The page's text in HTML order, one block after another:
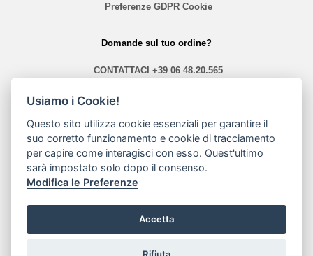
Preferenze GDPR Cookie
Domande sul tuo ordine?
CONTATTACI +39 06 48.20.565
orari 10,40 - 13,30 / 14,00 - 19,30
Usiamo i Cookie!
Questo sito utilizza cookie essenziali per garantire il
suo corretto funzionamento e cookie di tracciamento
per capire come interagisci con esso. Quest'ultimo
sarà impostato solo dopo il consenso.
Modifica le Preferenze
Accetta
Rifiuta